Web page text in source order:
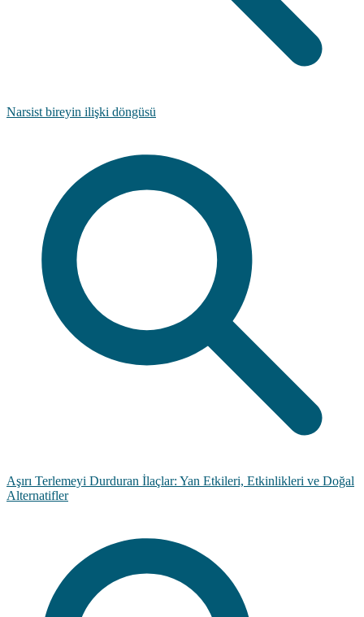
Narsist bireyin ilişki döngüsü
Aşırı Terlemeyi Durduran İlaçlar: Yan Etkileri, Etkinlikleri ve Doğal
Alternatifler